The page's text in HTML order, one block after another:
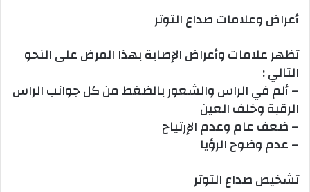
أعراض وعلامات صداع التوتر
تظهر علامات وأعراض الإصابة بهذا المرض على النحو
التالي :
– ألم في الراس والشعور بالضغط من كل جوانب الراس
الرقبة وخلف العين
– ضعف عام وعدم الإرتياح
– عدم وضوح الرؤيا
تشخيص صداع التوتر